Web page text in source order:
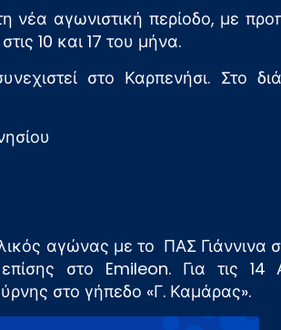
νέα αγωνιστική περίοδο, με
10 και 17 του μήνα.
στο Καρπενήσι. Στο
αγώνας με το ΠΑΣ Γιάννινα
στο Emileon. Για τις 14
στο γήπεδο «Γ. Καμάρας».